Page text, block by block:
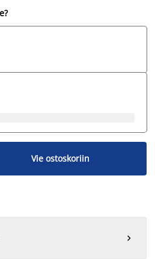
Vie ostoskoriin
